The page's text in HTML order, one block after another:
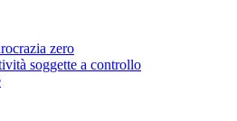
zero
soggette a controllo